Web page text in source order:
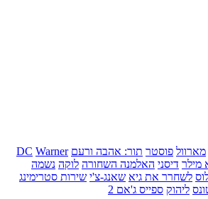
מארוול פוסטר תור: אהבה ורעם DC Warner
מילר דיסני האלמנה השחורה לוקה נשמה
לשחרר את גיא שאנג-צ'י שירות סטרימינג
ליהוק ספייס ג'אם 2